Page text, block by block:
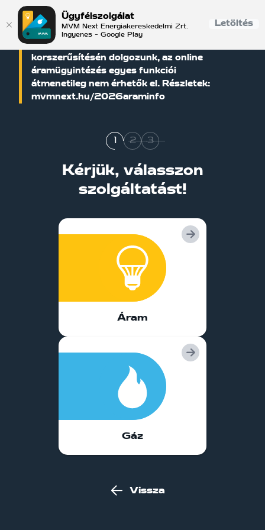
Informatikai rendszereink
korszerűsítésén dolgozunk, az online
áramügyintézés egyes funkciói
átmenetileg nem érhetők el. Részletek:
mvmnext.hu/2026araminfo
1 2 3
Kérjük, válasszon
szolgáltatást!
Áram
Gáz
Vissza
Ügyfélszolgálat
MVM Next Energiakereskedelmi Zrt.
Ingyenes - Google Play
Letöltés